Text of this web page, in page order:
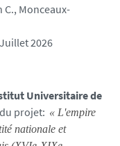
C., Monceaux-
2026
Universitaire de
projet: « L'empire
nationale et